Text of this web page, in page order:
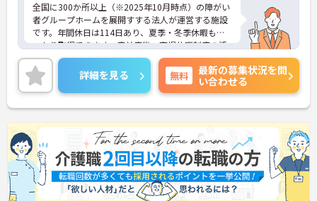
全国に300か所以上（※2025年10月時点）の障がい
者グループホームを展開すする法人が運営する施設
です。年間休日は114日あり、夏季・冬季休暇もし
っかり取得できます。産前産後・育児休暇制度の活
用実績も豊富で、子育て中の方も多数活躍してお
り、ライフステージに変化があっても安心して長く
働ける環境です。職場では20代から60代まで幅広い
年代のスタッフがそれぞれの経験を活かして活躍し
ています。一般社員研修や外部勉強会受講支援な
ど、スキルアップを支える制度が整っているため安
心です。また、請求・申請業務は本社専門部署が一
括対応するため、利用者さまへの支援に集中できま
す。キャリアアップを目指したい方、プライベート
と両立しながら専門性を高めたい方におすすめで
す。ご興味のある方は詳細等をお伝えしますので、
お気軽にお問い合わせください。
詳細を見る 無料
最新の募集状況を問
い合わせる